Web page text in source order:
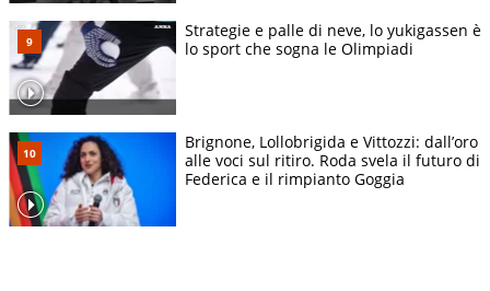
Strategie e palle di neve, lo yukigassen è
lo sport che sogna le Olimpiadi
Brignone, Lollobrigida e Vittozzi: dall’oro
alle voci sul ritiro. Roda svela il futuro di
Federica e il rimpianto Goggia